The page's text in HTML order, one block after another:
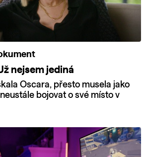
nejsem jediná
Oscara, přesto musela jako
bojovat o své místo v